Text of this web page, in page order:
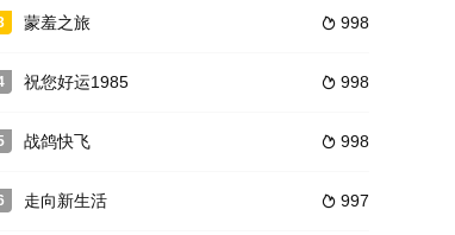
说，生活如时钟般精准，受不了一点的打
隽 饰）和李雨文（张坚庭 饰）在主治陈医生（陈友 饰）治下
见的傻孩子，在他八岁那年，他的父母（加里·布希&卡罗琳·
 998
蒙羞之旅
 998
祝您好运1985
 998
战鸽快飞
 997
走向新生活